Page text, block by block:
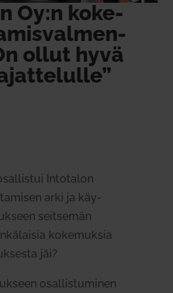
Oy:n koke­
ollut hyvä
Into­talon
arki ja käy­
seit­semän
koke­muksia
jäi?
osal­lis­tu­minen